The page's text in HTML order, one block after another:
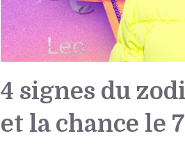
4 signes du
et la chance le